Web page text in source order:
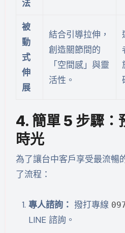
法
被
動
式
伸
展
結合引導拉伸，
創造關節間的
「空間感」與靈
活性。
4. 簡單 5 步驟：
時光
為了讓台中客戶享受最流暢
了流程：
專人諮詢： 撥打專線
LINE 諮詢。